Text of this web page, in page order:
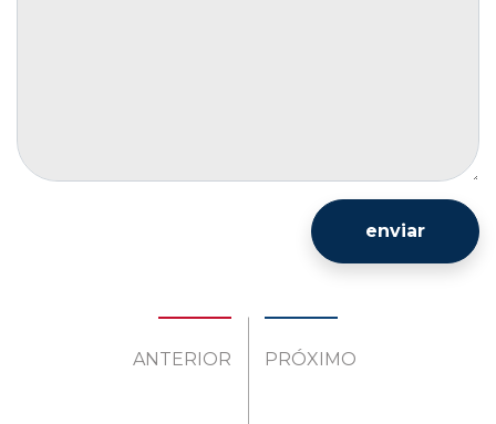
enviar
ANTERIOR PRÓXIMO